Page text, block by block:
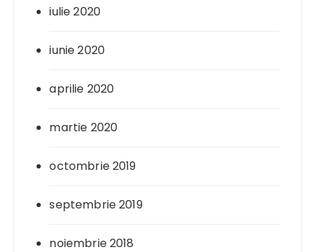
iulie 2020
iunie 2020
aprilie 2020
martie 2020
octombrie 2019
septembrie 2019
noiembrie 2018